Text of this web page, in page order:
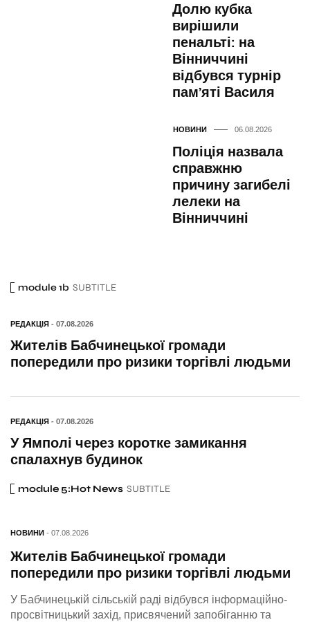
Долю кубка
вирішили
пенальті: на
Вінниччині
відбувся турнір
пам’яті Василя
НОВИНИ 06.08.2026
Поліція назвала
справжню
причину загибелі
лелеки на
Вінниччині
module 1b SUBTITLE
РЕДАКЦІЯ - 07.08.2026
Жителів Бабчинецької громади
попередили про ризики торгівлі людьми
РЕДАКЦІЯ - 07.08.2026
У Ямполі через коротке замикання
спалахнув будинок
module 5:Hot News SUBTITLE
НОВИНИ - 07.08.2026
Жителів Бабчинецької громади
попередили про ризики торгівлі людьми
У Бабчинецькій сільській раді відбувся інформаційно-
просвітницький захід, присвячений запобіганню та